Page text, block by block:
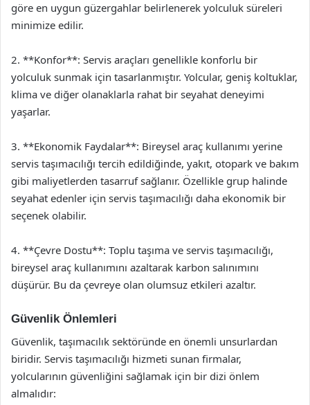
göre en uygun güzergahlar belirlenerek yolculuk süreleri
minimize edilir.
2. **Konfor**: Servis araçları genellikle konforlu bir
yolculuk sunmak için tasarlanmıştır. Yolcular, geniş koltuklar,
klima ve diğer olanaklarla rahat bir seyahat deneyimi
yaşarlar.
3. **Ekonomik Faydalar**: Bireysel araç kullanımı yerine
servis taşımacılığı tercih edildiğinde, yakıt, otopark ve bakım
gibi maliyetlerden tasarruf sağlanır. Özellikle grup halinde
seyahat edenler için servis taşımacılığı daha ekonomik bir
seçenek olabilir.
4. **Çevre Dostu**: Toplu taşıma ve servis taşımacılığı,
bireysel araç kullanımını azaltarak karbon salınımını
düşürür. Bu da çevreye olan olumsuz etkileri azaltır.
Güvenlik Önlemleri
Güvenlik, taşımacılık sektöründe en önemli unsurlardan
biridir. Servis taşımacılığı hizmeti sunan firmalar,
yolcularının güvenliğini sağlamak için bir dizi önlem
almalıdır: